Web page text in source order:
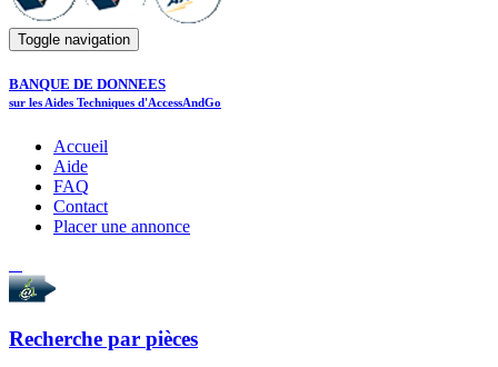
Toggle navigation
BANQUE DE DONNEES
sur les Aides Techniques d'AccessAndGo
Accueil
Aide
FAQ
Contact
Placer une annonce
Recherche par pièces